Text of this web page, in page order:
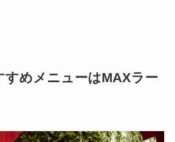
すめメニューはMAXラー